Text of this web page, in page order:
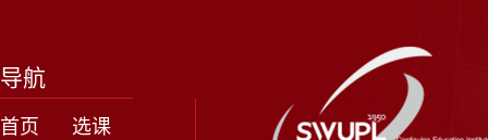
导航
首页
选课